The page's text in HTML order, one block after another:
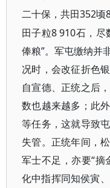
二十保，共田352顷
田子粒8 910石，尽
俸粮”。军屯缴纳并
况时，会改征折色
自宣德、正统之后
数也越来越多；此
等任务，这就导致
失管。正统年间，
军士不足，亦要“摘
化中指挥同知侯寅